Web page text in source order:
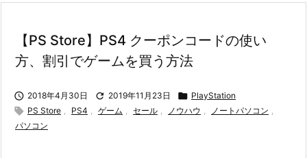
【PS Store】PS4 クーポンコードの使い
方、割引でゲームを買う方法
 2018年4月30日  2019年11月23日  PlayStation
 PS Store , PS4 , ゲーム , セール , ノウハウ , ノートパソコン ,
パソコン